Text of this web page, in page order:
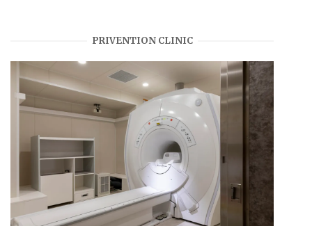
PRIVENTION CLINIC